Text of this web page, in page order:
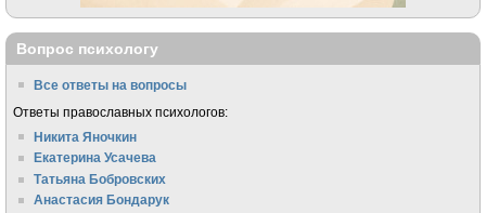
Вопрос психологу
Все ответы на вопросы
Ответы православных психологов:
Никита Яночкин
Екатерина Усачева
Татьяна Бобровских
Анастасия Бондарук